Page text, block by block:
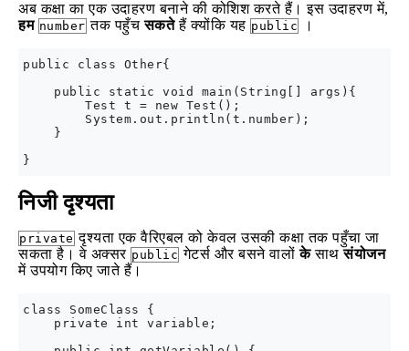
अब कक्षा का एक उदाहरण बनाने की कोशिश करते हैं। इस उदाहरण में,
हम number तक पहुँचसकतेहैं क्योंकि यह public ।
public class Other{
    public static void main(String[] args){
        Test t = new Test();
        System.out.println(t.number);
    }
निजी दृश्यता
private दृश्यता एक वैरिएबल को केवल उसकी कक्षा तक पहुँचा जा
सकता है। वे अक्सर public गेटर्स और बसने वालोंकेसाथसंयोजन
में उपयोग किए जाते हैं।
class SomeClass {
    private int variable;